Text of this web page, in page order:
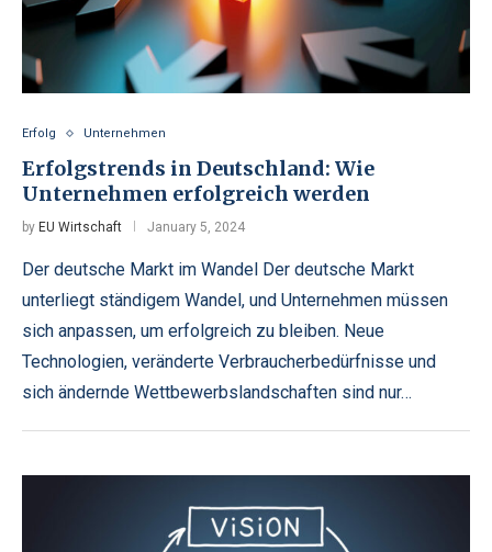
Erfolg Unternehmen
Erfolgstrends in Deutschland: Wie
Unternehmen erfolgreich werden
by EU Wirtschaft January 5, 2024
Der deutsche Markt im Wandel Der deutsche Markt
unterliegt ständigem Wandel, und Unternehmen müssen
sich anpassen, um erfolgreich zu bleiben. Neue
Technologien, veränderte Verbraucherbedürfnisse und
sich ändernde Wettbewerbslandschaften sind nur…